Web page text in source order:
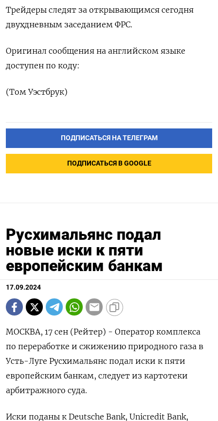
Трейдеры следят за открывающимся сегодня
двухдневным заседанием ФРС.
Оригинал сообщения на английском языке
доступен по коду:
(Том Уэстбрук)
ПОДПИСАТЬСЯ НА ТЕЛЕГРАМ
ПОДПИСАТЬСЯ В GOOGLE
Русхимальянс подал
новые иски к пяти
европейским банкам
17.09.2024
МОСКВА, 17 сен (Рейтер) - Оператор комплекса
по переработке и сжижению природного газа в
Усть-Луге Русхимальянс подал иски к пяти
европейским банкам, следует из картотеки
арбитражного суда.
Иски поданы к Deutsche Bank, Uniсredit Bank,